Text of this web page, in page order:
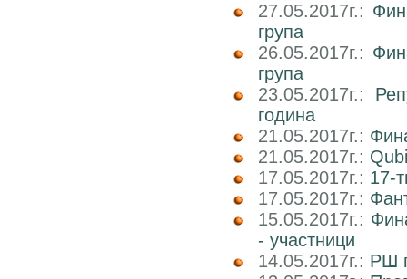
27.05.2017г.:
група
26.05.2017г.:
група
23.05.2017г.:
година
21.05.2017г.:
21.05.2017г.:
17.05.2017г.: 17-
17.05.2017г.:
15.05.2017г.:
- участници
14.05.2017г.: РШ